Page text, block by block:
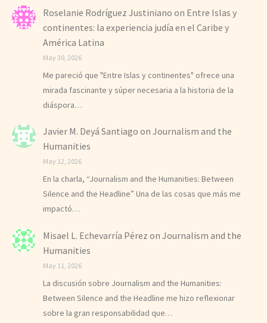
Roselanie Rodríguez Justiniano on Entre Islas y
continentes: la experiencia judía en el Caribe y
América Latina
May 30, 2026
Me pareció que "Entre Islas y continentes" ofrece una
mirada fascinante y súper necesaria a la historia de la
diáspora…
Javier M. Deyá Santiago on Journalism and the
Humanities
May 12, 2026
En la charla, “Journalism and the Humanities: Between
Silence and the Headline” Una de las cosas que más me
impactó…
Misael L. Echevarría Pérez on Journalism and the
Humanities
May 11, 2026
La discusión sobre Journalism and the Humanities:
Between Silence and the Headline me hizo reflexionar
sobre la gran responsabilidad que…